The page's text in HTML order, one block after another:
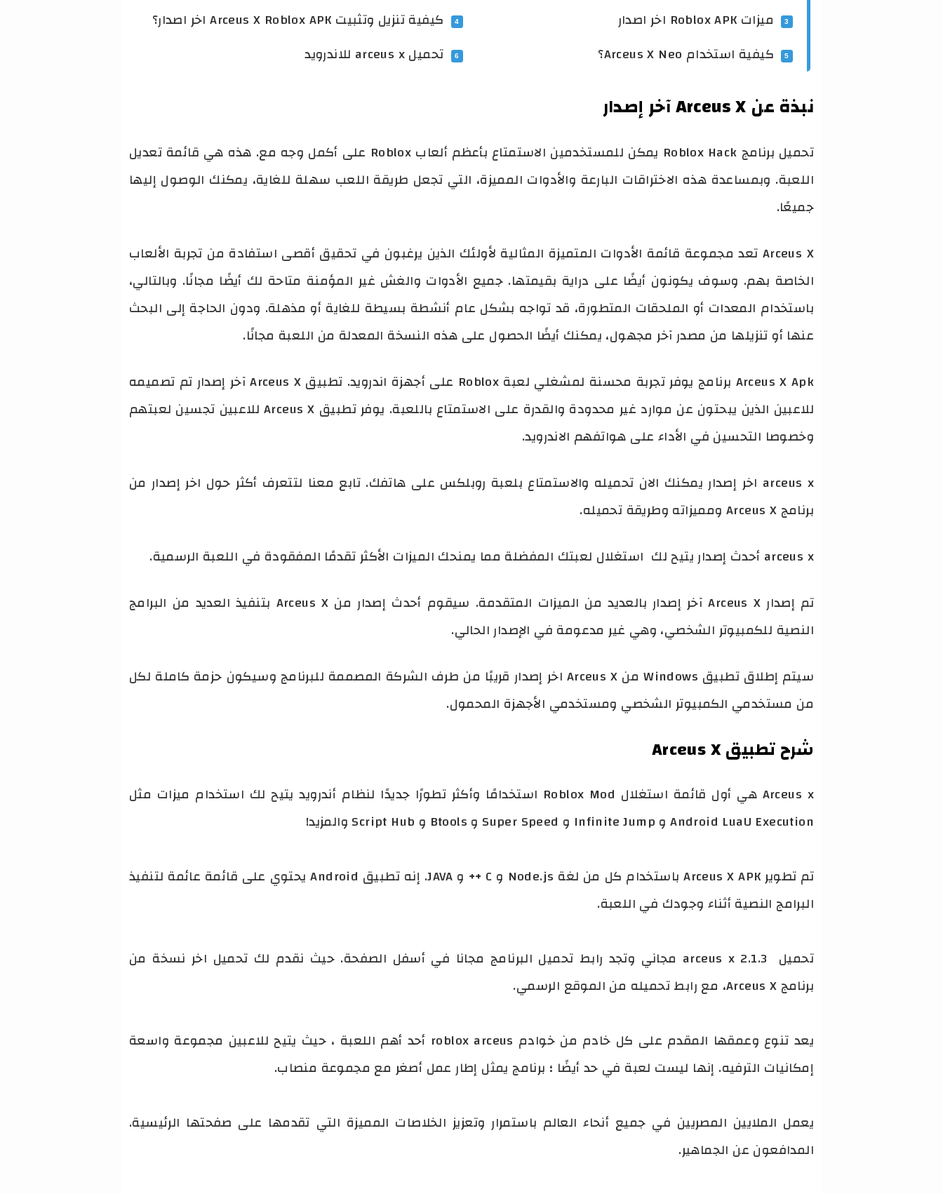
ميزات Roblox APK اخر اصدار
كيفية تنزيل وتثبيت Arceus X Roblox APK اخر اصدار؟
كيفية استخدام Arceus X Neo؟
تحميل arceus x للاندرويد
نبذة عن Arceus X آخر إصدار
تحميل برنامج Roblox Hack يمكن للمستخدمين الاستمتاع بأعظم ألعاب Roblox على أكمل وجه مع. هذه هي قائمة تعديل
اللعبة. وبمساعدة هذه الاختراقات البارعة والأدوات المميزة، التي تجعل طريقة اللعب سهلة للغاية، يمكنك الوصول إليها
جميعًا.
Arceus X تعد مجموعة قائمة الأدوات المتميزة المثالية لأولئك الذين يرغبون في تحقيق أقصى استفادة من تجربة الألعاب
الخاصة بهم. وسوف يكونون أيضًا على دراية بقيمتها. جميع الأدوات والغش غير المؤمنة متاحة لك أيضًا مجانًا. وبالتالي،
باستخدام المعدات أو الملحقات المتطورة، قد تواجه بشكل عام أنشطة بسيطة للغاية أو مذهلة. ودون الحاجة إلى البحث
عنها أو تنزيلها من مصدر آخر مجهول، يمكنك أيضًا الحصول على هذه النسخة المعدلة من اللعبة مجانًا.
Arceus X Apk برنامج يوفر تجربة محسنة لمشغلي لعبة Roblox على أجهزة اندرويد. تطبيق Arceus X آخر إصدار تم تصميمه
للاعبين الذين يبحتون عن موارد غير محدودة والقدرة على الاستمتاع باللعبة. يوفر تطبيق Arceus X للاعبين تجسين لعبتهم
وخصوصا التحسين في الأداء على هواتفهم الاندرويد.
arceus x اخر إصدار يمكنك الان تحميله والاستمتاع بلعبة روبلكس على هاتفك. تابع معنا لتتعرف أكثر حول اخر إصدار من
برنامج Arceus X ومميزاته وطريقة تحميله.
arceus x أحدث إصدار يتيح لك استغلال لعبتك المفضلة مما يمنحك الميزات الأكثر تقدمًا المفقودة في اللعبة الرسمية.
تم إصدار Arceus X آخر إصدار بالعديد من الميزات المتقدمة. سيقوم أحدث إصدار من Arceus X بتنفيذ العديد من البرامج
النصية للكمبيوتر الشخصي، وهي غير مدعومة في الإصدار الحالي.
سيتم إطلاق تطبيق Windows من Arceus X اخر إصدار قريبًا من طرف الشركة المصممة للبرنامج وسيكون حزمة كاملة لكل
من مستخدمي الكمبيوتر الشخصي ومستخدمي الأجهزة المحمول.
شرح تطبيق Arceus X
Arceus x هي أول قائمة استغلال Roblox Mod استخدامًا وأكثر تطورًا جديدًا لنظام أندرويد يتيح لك استخدام ميزات مثل
Android LuaU Execution و Infinite Jump و Super Speed ​​و Btools و Script Hub والمزيد!
تم تطوير Arceus X APK باستخدام كل من لغة Node.js و C ++ و JAVA. إنه تطبيق Android يحتوي على قائمة عائمة لتنفيذ
البرامج النصية أثناء وجودك في اللعبة.
تحميل arceus x 2.1.3 مجاني وتجد رابط تحميل البرنامج مجانا في أسفل الصفحة. حيث نقدم لك تحميل اخر نسخة من
برنامج Arceus X، مع رابط تحميله من الموقع الرسمي.
يعد تنوع وعمقها المقدم على كل خادم من خوادم roblox arceus أحد أهم اللعبة ، حيث يتيح للاعبين مجموعة واسعة
إمكانيات الترفيه. إنها ليست لعبة في حد أيضًا ؛ برنامج يمثل إطار عمل أصغر مع مجموعة منصاب.
يعمل الملايين المصريين في جميع أنحاء العالم باستمرار وتعزيز الخلاصات المميزة التي تقدمها على صفحتها الرئيسية.
المدافعون عن الجماهير.